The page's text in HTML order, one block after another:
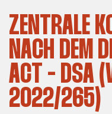
ZENTRALE
NACH DEM
ACT - DSA
2022/265)